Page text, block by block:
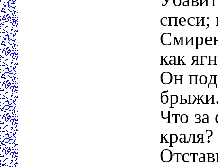
спеси;
как
Он
Что за
краля?